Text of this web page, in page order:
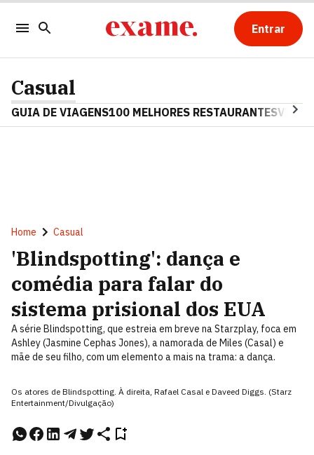
Entrar
Casual
GUIA DE VIAGENS100 MELHORES RESTAURANTES
Home Casual
'Blindspotting': dança e
comédia para falar do
sistema prisional dos EUA
A série Blindspotting, que estreia em breve na Starzplay, foca em
Ashley (Jasmine Cephas Jones), a namorada de Miles (Casal) e
mãe de seu filho, com um elemento a mais na trama: a dança.
Os atores de Blindspotting. À direita, Rafael Casal e Daveed Diggs. (Starz
Entertainment/Divulgação)